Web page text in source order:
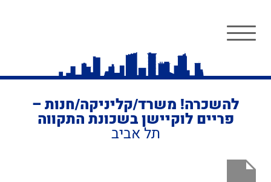
להשכרה! משרד/קליניקה/חנות –
פריים לוקיישן בשכונת התקווה
תל אביב